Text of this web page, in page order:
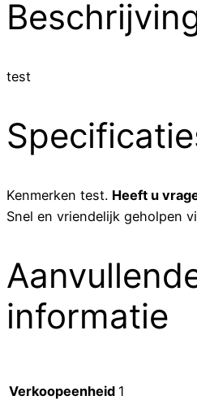
test
Kenmerken test. Heeft u
Snel en vriendelijk geholpen
informatie
Verkoopeenheid 1